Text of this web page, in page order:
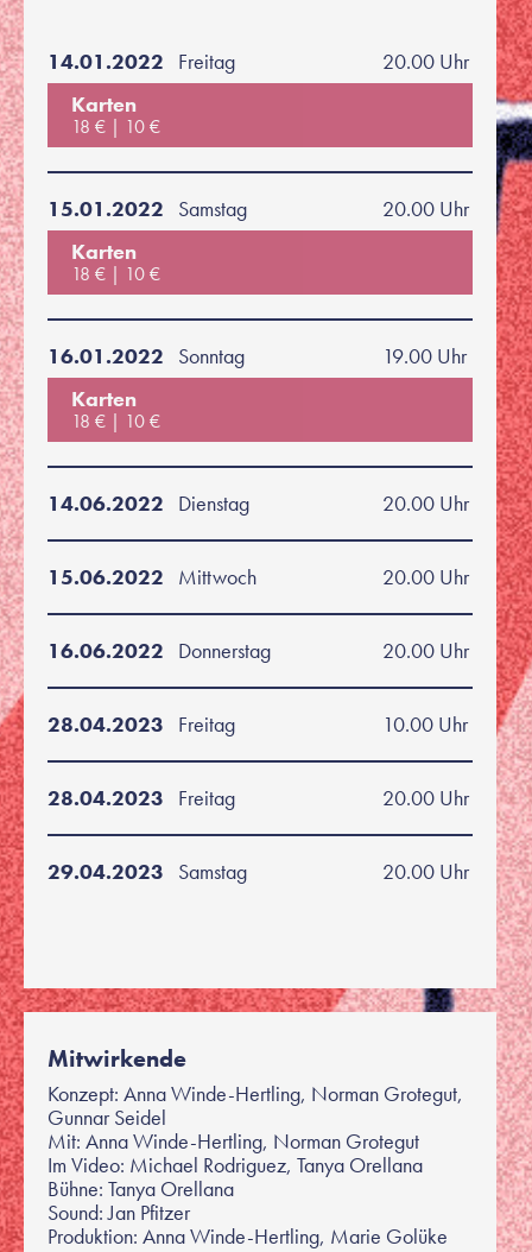
14.01.2022 Freitag
20.00 Uhr
Karten
18 € 10 €
15.01.2022 Samstag
20.00 Uhr
Karten
18 € 10 €
16.01.2022 Sonntag
19.00 Uhr
Karten
18 € 10 €
14.06.2022 Dienstag 20.00 Uhr
15.06.2022 Mittwoch 20.00 Uhr
16.06.2022 Donnerstag 20.00 Uhr
28.04.2023 Freitag 10.00 Uhr
28.04.2023 Freitag 20.00 Uhr
29.04.2023 Samstag 20.00 Uhr
Mitwirkende
Konzept: Anna Winde-Hertling, Norman Grotegut,
Gunnar Seidel
Mit: Anna Winde-Hertling, Norman Grotegut
Im Video: Michael Rodriguez, Tanya Orellana
Bühne: Tanya Orellana
Sound: Jan Pfitzer
Produktion: Anna Winde-Hertling, Marie Golüke